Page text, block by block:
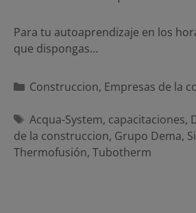
Para tu autoaprendizaje en los
que dispongas…
Categorías
Construccion, Empresas de la
Etiquetas
Acqua-System, capacitaciones,
de la construccion, Grupo Dema,
Thermofusión, Tubotherm